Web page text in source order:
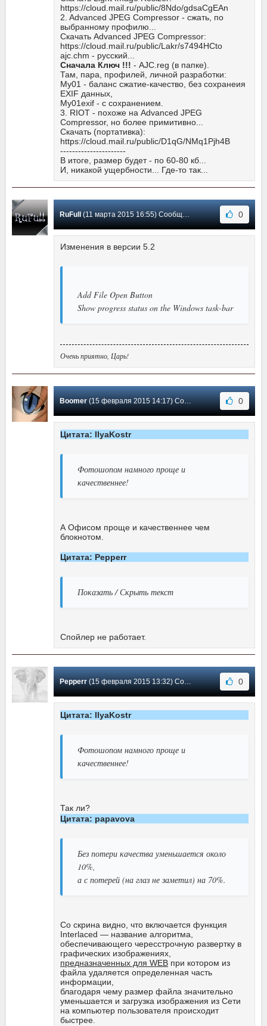
https://cloud.mail.ru/public/8Ndo/gdsaCgEAn
2. Advanced JPEG Compressor - сжать, по
выбранному профилю...
Скачать Advanced JPEG Compressor:
https://cloud.mail.ru/public/Lakr/s7494HCto
ajc.chm - русский...
Сначала Ключ !!! - AJC.reg (в папке).
Там, пара, профилей, личной разработки:
My01 - баланс сжатие-качество, без сохранеия
EXIF данных,
My01exif - с сохранением.
3. RIOT - похоже на Advanced JPEG
Compressor, но более примитивно...
Скачать (портативка):
https://cloud.mail.ru/public/D1qG/NMq1Pjh4B
----------------------
В итоге, размер будет - по 60-80 кб...
И, никакой ущербности... Где-то так...
RuFull (11 марта 2015 16:55) Сообщение #20 0
Изменения в версии 5.2
Add File Open Button
Show progress status on the Windows task-bar
Очень приятно, Царь!
Boomer(15 февраля 2015 14:17) Сообщение #19 0
Цитата: IlyaKostr
Фотошопом намного проще и
качественнее!
А Офисом проще и качественнее чем
блокнотом.
Цитата: Pepperr
Показать / Скрыть текст
Спойлер не работает.
Pepperr(15 февраля 2015 13:32) Сообщение #18 0
Цитата: IlyaKostr
Фотошопом намного проще и
качественнее!
Так ли?
Цитата: papavova
Без потери качества уменьшается около
10%,
а с потерей (на глаз не заметил) на 70%.
Со скрина видно, что включается функция
Interlaced — название алгоритма,
обеспечивающего чересстрочную развертку в
графических изображениях,
предназначенных для WEB при котором из
файла удаляется определенная часть
информации,
благодаря чему размер файла значительно
уменьшается и загрузка изображения из Сети
на компьютер пользователя происходит
быстрее.